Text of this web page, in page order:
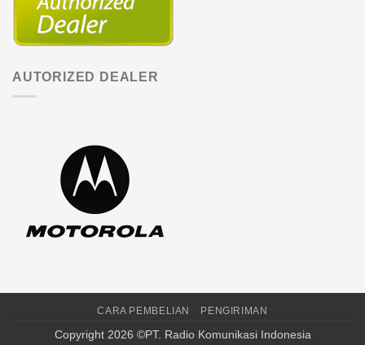
AUTORIZED DEALER
CARA PEMBELIAN PENGIRIMAN
Copyright 2026 ©PT. Radio Komunikasi Indonesia